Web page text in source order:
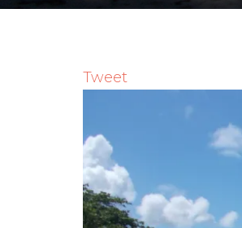
Tweet